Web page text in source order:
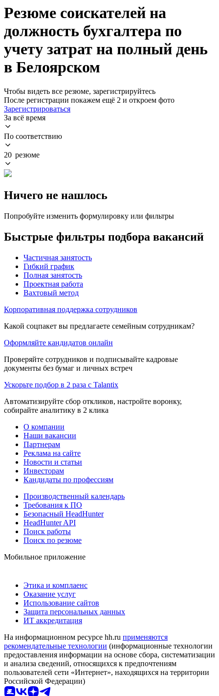
Резюме соискателей на
должность бухгалтера по
учету затрат на полный день
в Белоярском
Чтобы видеть все резюме, зарегистрируйтесь
После регистрации покажем ещё 2 и откроем фото
Зарегистрироваться
За всё время
По соответствию
20 резюме
Ничего не нашлось
Попробуйте изменить формулировку или фильтры
Быстрые фильтры подбора вакансий
Частичная занятость
Гибкий график
Полная занятость
Проектная работа
Вахтовый метод
Корпоративная поддержка сотрудников
Какой соцпакет вы предлагаете семейным сотрудникам?
Оформляйте кандидатов онлайн
Проверяйте сотрудников и подписывайте кадровые
документы без бумаг и личных встреч
Ускорьте подбор в 2 раза с Talantix
Автоматизируйте сбор откликов, настройте воронку,
собирайте аналитику в 2 клика
О компании
Наши вакансии
Партнерам
Реклама на сайте
Новости и статьи
Инвесторам
Кандидаты по профессиям
Производственный календарь
Требования к ПО
Безопасный HeadHunter
HeadHunter API
Поиск работы
Поиск по резюме
Мобильное приложение
Этика и комплаенс
Оказание услуг
Использование сайтов
Защита персональных данных
ИТ аккредитация
На информационном ресурсе hh.ru применяются
рекомендательные технологии (информационные технологии
предоставления информации на основе сбора, систематизации
и анализа сведений, относящихся к предпочтениям
пользователей сети «Интернет», находящихся на территории
Российской Федерации)